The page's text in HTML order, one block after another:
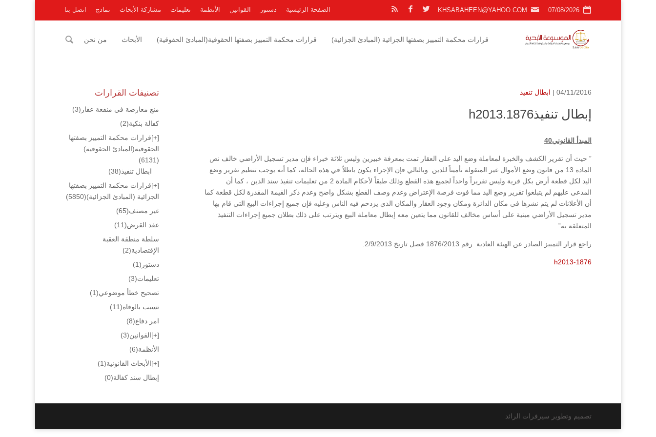
07/08/2026
KHSABAHEEN@YAHOO.COM الصفحة الرئيسية دستور القوانين الأنظمة تعليمات مشاركة الأبحاث نماذج اتصل بنا
قرارات محكمة التمييز بصفتها الجزائية (المبادئ الجزائية) قرارات محكمة التمييز بصفتها الحقوقية(المبادئ الحقوقية) الأبحاث من نحن
04/11/2016 | ابطال تنفيذ
إبطال تنفيذh2013.1876
المبدأ القانوني40
” حيث أن تقرير الكشف والخبرة لمعاملة وضع اليد على العقار تمت بمعرفة خبيرين وليس ثلاثة خبراء فإن مدير تسجيل الأراضي خالف نص
المادة 13 من قانون وضع الأموال غير المنقولة تأميناً للدين وبالتالي فإن الإجراء يكون باطلاً في هذه الحالة، كما أنه يوجب تنظيم تقرير وضع
اليد لكل قطعة أرض بكل قرية وليس تقريراً واحداً لجميع هذه القطع وذلك طبقاً لأحكام المادة 2 من تعليمات تنفيذ سند الدين ، كما أن
المدعى عليهم لم يتبلغوا تقرير وضع اليد مما فوت فرصة الإعتراض وعدم وصف القطع بشكل واضح وعدم ذكر القيمة المقدرة لكل قطعة كما
أن الأعلانات لم يتم نشرها في مكان الدائرة ومكان وجود العقار والمكان الذي يزدحم فيه الناس وعليه فإن جميع إجراءات البيع التي قام بها
مدير تسجيل الأراضي مبنية على أساس مخالف للقانون مما يتعين معه إبطال معاملة البيع ويترتب على ذلك بطلان جميع إجراءات التنفيذ
المتعلقة به”
راجع قرار التمييز الصادر عن الهيئة العادية رقم 1876/2013 فصل تاريخ 2/9/2013.
h2013-1876
تصنيفات القرارات
منع معارضة في منفعة عقار (3)
كفالة بنكية(2)
[+]قرارات محكمة التمييز بصفتها
الحقوقية(المبادئ الحقوقية)
(6131)
ابطال تنفيذ(38)
[+]قرارات محكمة التمييز بصفتها
الجزائية (المبادئ الجزائية)(5850)
غير مصنف(65)
عقد القرض(11)
سلطة منطقة العقبة
الإقتصادية(2)
دستور (1)
تعليمات(3)
تصحيح خطأ موضوعي(1)
تسبب بالوفاة(11)
امر دفاع(8)
[+]القوانين(3)
الأنظمة(6)
[+]الأبحاث القانونية(1)
إبطال سند كفالة(0)
تصميم وتطوير سيرفرات الرائد